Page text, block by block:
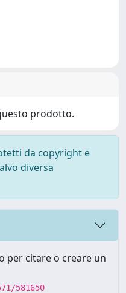
prodotto.
da copyright e
diversa
per citare o creare un
581650